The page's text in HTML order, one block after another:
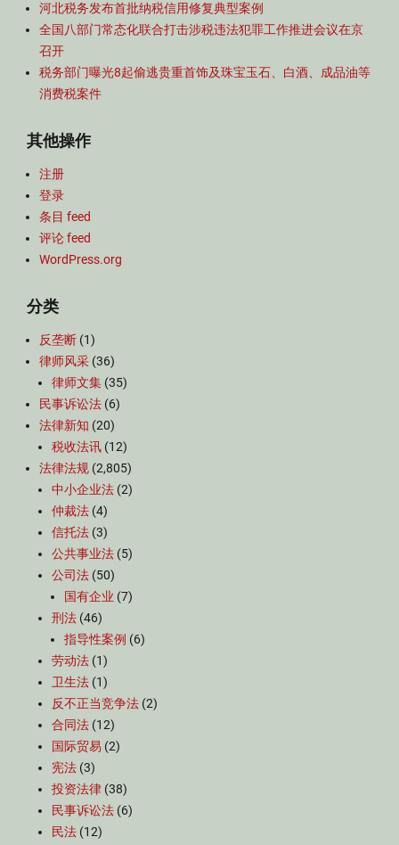
河北税务发布首批纳税信用修复典型案例
全国八部门常态化联合打击涉税违法犯罪工作推进会议在京
召开
税务部门曝光8起偷逃贵重首饰及珠宝玉石、白酒、成品油等
消费税案件
其他操作
注册
登录
条目 feed
评论 feed
WordPress.org
分类
反垄断 (1)
律师风采 (36)
律师文集 (35)
民事诉讼法 (6)
法律新知 (20)
税收法讯 (12)
法律法规 (2,805)
中小企业法 (2)
仲裁法 (4)
信托法 (3)
公共事业法 (5)
公司法 (50)
国有企业 (7)
刑法 (46)
指导性案例 (6)
劳动法 (1)
卫生法 (1)
反不正当竞争法 (2)
合同法 (12)
国际贸易 (2)
宪法 (3)
投资法律 (38)
民事诉讼法 (6)
民法 (12)